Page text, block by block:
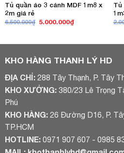
Tủ quần áo 3 cánh MDF 1m8 x
2m giá rẻ
6.500.000₫ Giá
5.000.000₫Giá
5.000.000₫.
Tủ
KHO HÀNG THANH LÝ HD
ĐỊA CHỈ:288 Tây Thạnh, P. Tây
KHO XƯỞNG:380/23 Lê Trọng
Phú
KHO HÀNG:26 Đường D16, P.
TP.HCM
HOTLINE:0971 907 607 - 0985